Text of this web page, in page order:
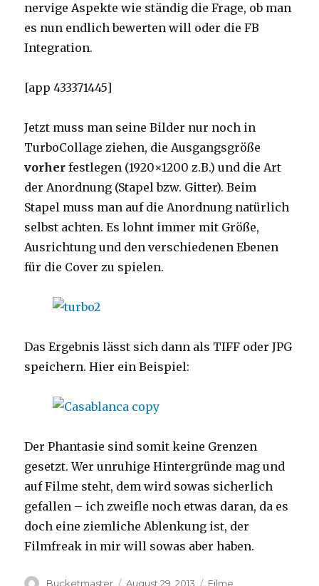
nervige Aspekte wie ständig die Frage, ob man
es nun endlich bewerten will oder die FB
Integration.
[app 433371445]
Jetzt muss man seine Bilder nur noch in
TurboCollage ziehen, die Ausgangsgröße
vorher festlegen (1920×1200 z.B.) und die Art
der Anordnung (Stapel bzw. Gitter). Beim
Stapel muss man auf die Anordnung natürlich
selbst achten. Es lohnt immer mit Größe,
Ausrichtung und den verschiedenen Ebenen
für die Cover zu spielen.
Das Ergebnis lässt sich dann als TIFF oder JPG
speichern. Hier ein Beispiel:
Der Phantasie sind somit keine Grenzen
gesetzt. Wer unruhige Hintergründe mag und
auf Filme steht, dem wird sowas sicherlich
gefallen – ich zweifle noch etwas daran, da es
doch eine ziemliche Ablenkung ist, der
Filmfreak in mir will sowas aber haben.
Autor
Bucketmaster Veröffentlicht
August 29, 2013 Kategorien
Filme